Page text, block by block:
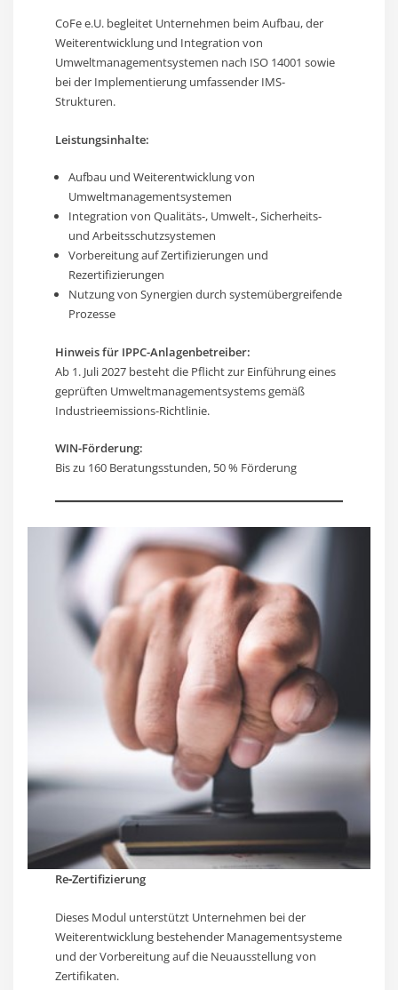
CoFe e.U. begleitet Unternehmen beim Aufbau, der
Weiterentwicklung und Integration von
Umweltmanagementsystemen nach ISO 14001 sowie
bei der Implementierung umfassender IMS-
Strukturen.
Leistungsinhalte:
Aufbau und Weiterentwicklung von
Umweltmanagementsystemen
Integration von Qualitäts-, Umwelt-, Sicherheits-
und Arbeitsschutzsystemen
Vorbereitung auf Zertifizierungen und
Rezertifizierungen
Nutzung von Synergien durch systemübergreifende
Prozesse
Hinweis für IPPC-Anlagenbetreiber:
Ab 1. Juli 2027 besteht die Pflicht zur Einführung eines
geprüften Umweltmanagementsystems gemäß
Industrieemissions-Richtlinie.
WIN-Förderung:
Bis zu 160 Beratungsstunden, 50 % Förderung
Re‑Zertifizierung
Dieses Modul unterstützt Unternehmen bei der
Weiterentwicklung bestehender Managementsysteme
und der Vorbereitung auf die Neuausstellung von
Zertifikaten.